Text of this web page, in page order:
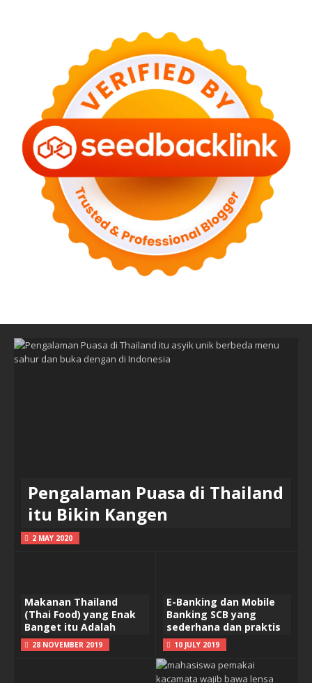
Pengalaman Puasa di Thailand
itu Bikin Kangen
2 MAY 2020
Makanan Thailand
(Thai Food) yang Enak
Banget itu Adalah
28 NOVEMBER 2019
E-Banking dan Mobile
Banking SCB yang
sederhana dan praktis
10 JULY 2019